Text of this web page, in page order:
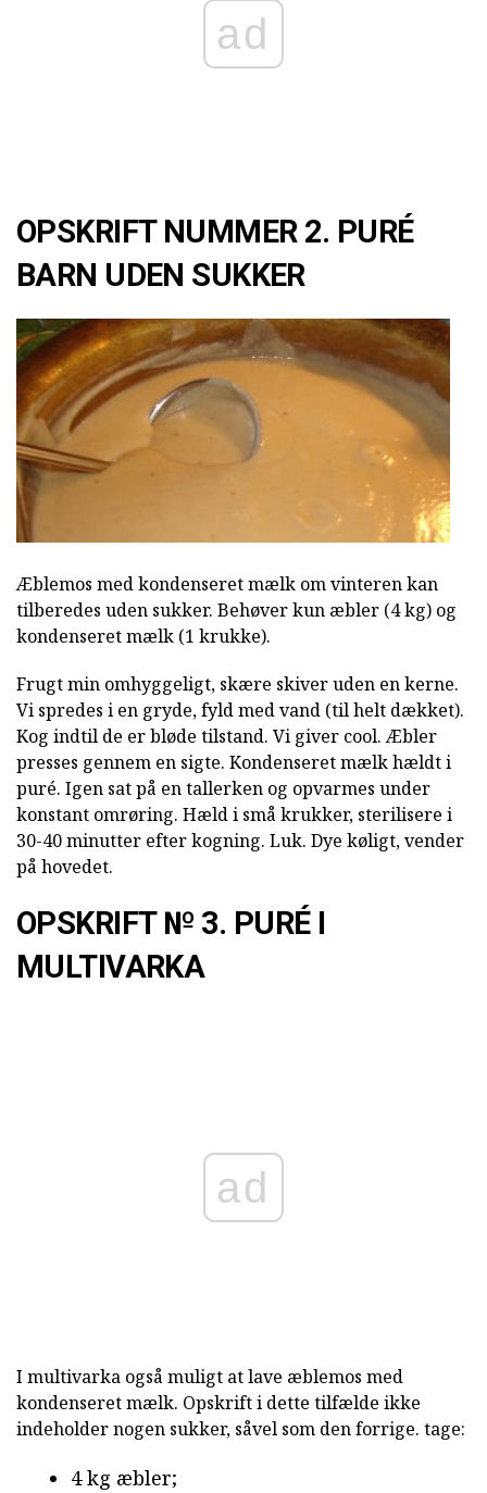
ad
OPSKRIFT NUMMER 2. PURÉ
BARN UDEN SUKKER
Æblemos med kondenseret mælk om vinteren kan
tilberedes uden sukker. Behøver kun æbler (4 kg) og
kondenseret mælk (1 krukke).
Frugt min omhyggeligt, skære skiver uden en kerne.
Vi spredes i en gryde, fyld med vand (til helt dækket).
Kog indtil de er bløde tilstand. Vi giver cool. Æbler
presses gennem en sigte. Kondenseret mælk hældt i
puré. Igen sat på en tallerken og opvarmes under
konstant omrøring. Hæld i små krukker, sterilisere i
30-40 minutter efter kogning. Luk. Dye køligt, vender
på hovedet.
OPSKRIFT № 3. PURÉ I
MULTIVARKA
ad
I multivarka også muligt at lave æblemos med
kondenseret mælk. Opskrift i dette tilfælde ikke
indeholder nogen sukker, såvel som den forrige. tage:
4 kg æbler;